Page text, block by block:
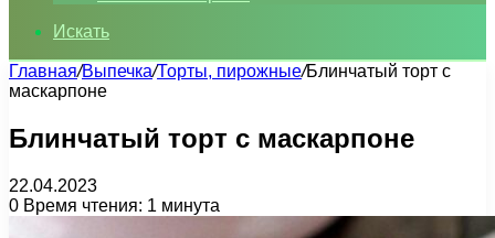
Искать
Главная/Выпечка/Торты, пирожные/Блинчатый торт с
маскарпоне
Блинчатый торт с маскарпоне
22.04.2023
0 Время чтения: 1 минута